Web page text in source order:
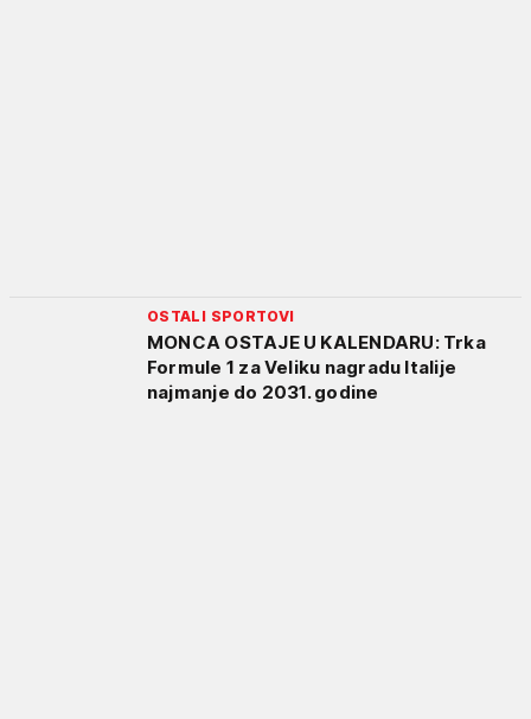
OSTALI SPORTOVI
MONCA OSTAJE U KALENDARU: Trka
Formule 1 za Veliku nagradu Italije
najmanje do 2031. godine